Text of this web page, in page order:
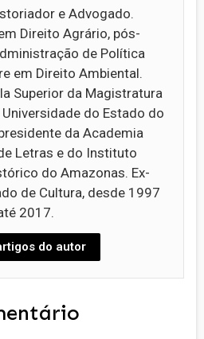
e Advogado.
Direito Agrário, pós-
de Política
em Direito Ambiental.
Superior da Magistratura
do Estado do
da Academia
Letras e do Instituto
do Amazonas. Ex-
de Cultura, desde 1997
2017.
do autor